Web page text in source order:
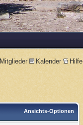
Mitglieder Kalender Hilfe
Ansichts-Optionen